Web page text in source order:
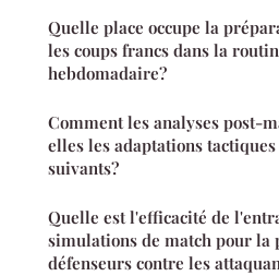
Quelle place occupe la
les coups francs dans la
hebdomadaire?
Comment les analyses post-
elles les adaptations
suivants?
Quelle est l'efficacité de
simulations de match pour la
défenseurs contre les